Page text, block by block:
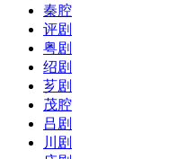
秦腔
评剧
粤剧
绍剧
芗剧
茂腔
吕剧
川剧